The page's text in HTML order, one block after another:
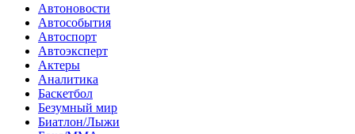
Автоновости
Автособытия
Автоспорт
Автоэксперт
Актеры
Аналитика
Баскетбол
Безумный мир
Биатлон/Лыжи